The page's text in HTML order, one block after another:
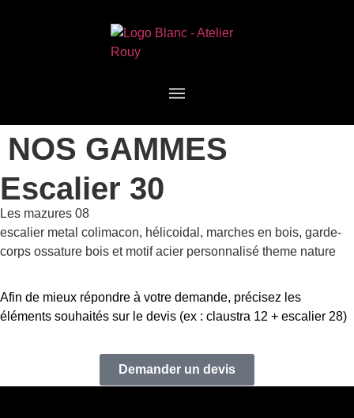
NOS GAMMES
Escalier 30
Les mazures 08
escalier metal colimacon, hélicoidal, marches en bois, garde-
corps ossature bois et motif acier personnalisé theme nature
Afin de mieux répondre à votre demande, précisez les
éléments souhaités sur le devis (ex : claustra 12 + escalier 28)
Demander un devis